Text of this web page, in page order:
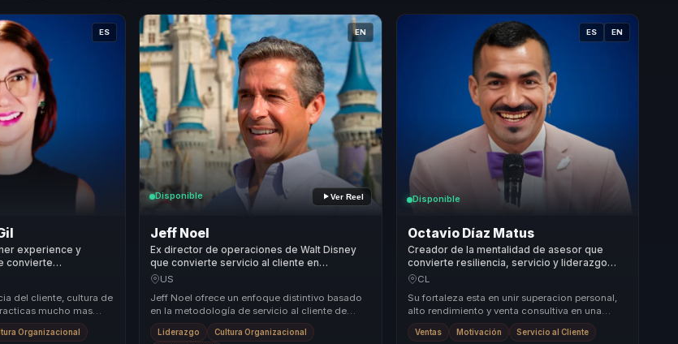
ES
experience y
convierte
en lealtad para
del cliente, cultura de
mucho mas
que necesitan dife...
Organizacional
EN
Disponible Ver Reel
Jeff Noel
Ex director de operaciones de Walt Disney
que convierte servicio al cliente en
excelencia y cohesion para equipos y
US
Jeff Noel ofrece un enfoque distintivo basado
en la metodología de servicio al cliente de
Disney, una de las más reconocidas y efectivas
...Liderazgo Cultura Organizacional
ES EN
Disponible
Octavio Díaz Matus
Creador de la mentalidad de asesor que
convierte resiliencia, servicio y liderazgo
comercial en confianza y resultados para
CL
Su fortaleza esta en unir superacion personal,
alto rendimiento y venta consultiva en una
misma conversacion. No solo inspira al equipo:
... Ventas Motivación Servicio al Cliente